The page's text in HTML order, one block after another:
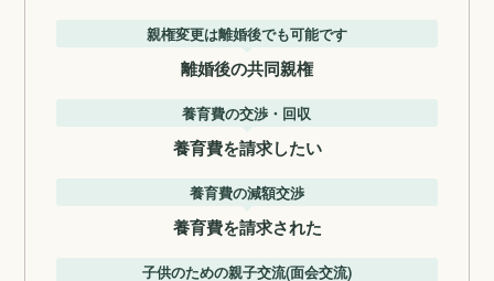
親権変更は離婚後でも可能です
離婚後の共同親権
養育費の交渉・回収
養育費を請求したい
養育費の減額交渉
養育費を請求された
子供のための親子交流(面会交流)